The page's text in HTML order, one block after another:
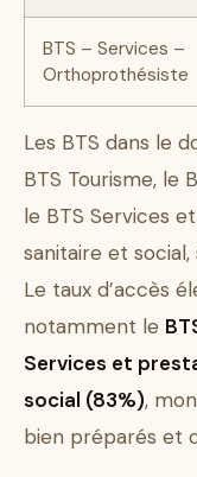
BTS – Services –
Orthoprothésiste
Les BTS dans le
BTS Tourisme, le
le BTS Services
sanitaire et
Le taux d’accès
notamment le
Services et
social (83%),
bien préparés et